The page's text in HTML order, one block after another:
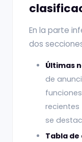
En la parte
dos
Últimas
de
se
Tabla